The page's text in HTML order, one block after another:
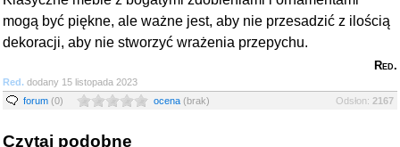
mogą być piękne, ale ważne jest, aby nie przesadzić z ilością
dekoracji, aby nie stworzyć wrażenia przepychu.
Red.
Red. dodany 15 listopada 2023
forum (0) ocena (brak) Odsłon: 2167
Czytaj podobne